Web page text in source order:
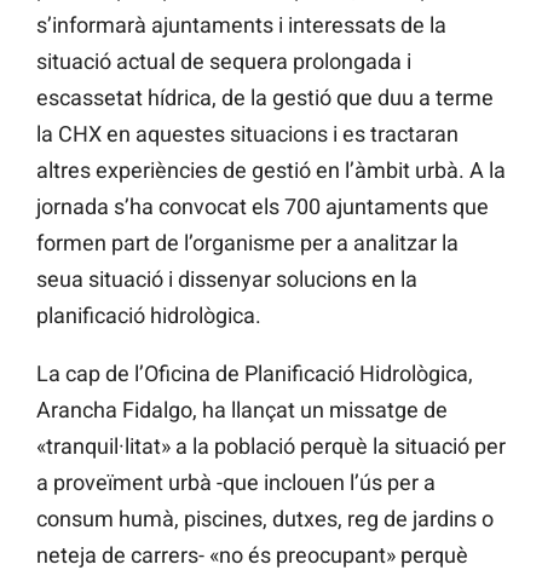
s’informarà ajuntaments i interessats de la
situació actual de sequera prolongada i
escassetat hídrica, de la gestió que duu a terme
la CHX en aquestes situacions i es tractaran
altres experiències de gestió en l’àmbit urbà. A la
jornada s’ha convocat els 700 ajuntaments que
formen part de l’organisme per a analitzar la
seua situació i dissenyar solucions en la
planificació hidrològica.
La cap de l’Oficina de Planificació Hidrològica,
Arancha Fidalgo, ha llançat un missatge de
«tranquil·litat» a la població perquè la situació per
a proveïment urbà -que inclouen l’ús per a
consum humà, piscines, dutxes, reg de jardins o
neteja de carrers- «no és preocupant» perquè